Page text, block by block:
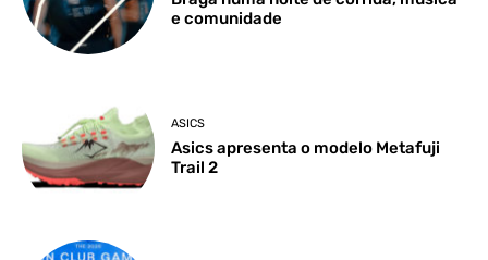
e comunidade
ASICS
Asics apresenta o modelo Metafuji
Trail 2